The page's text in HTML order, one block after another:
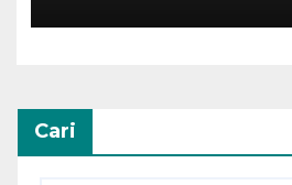
Cari